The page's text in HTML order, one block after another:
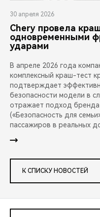
30 апреля 2026
Chery провела
одновременными
ударами
В апреле 2026 года
комплексный краш-тест
подтверждает
безопасности модели в
отражает подход бренда
(«Безопасность для
пассажиров в реальных
К СПИСКУ НОВОСТЕЙ